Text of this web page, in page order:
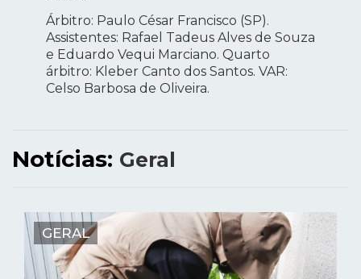
Árbitro: Paulo César Francisco (SP).
Assistentes: Rafael Tadeus Alves de Souza
e Eduardo Vequi Marciano. Quarto
árbitro: Kleber Canto dos Santos. VAR:
Celso Barbosa de Oliveira.
Notícias: Geral
GERAL